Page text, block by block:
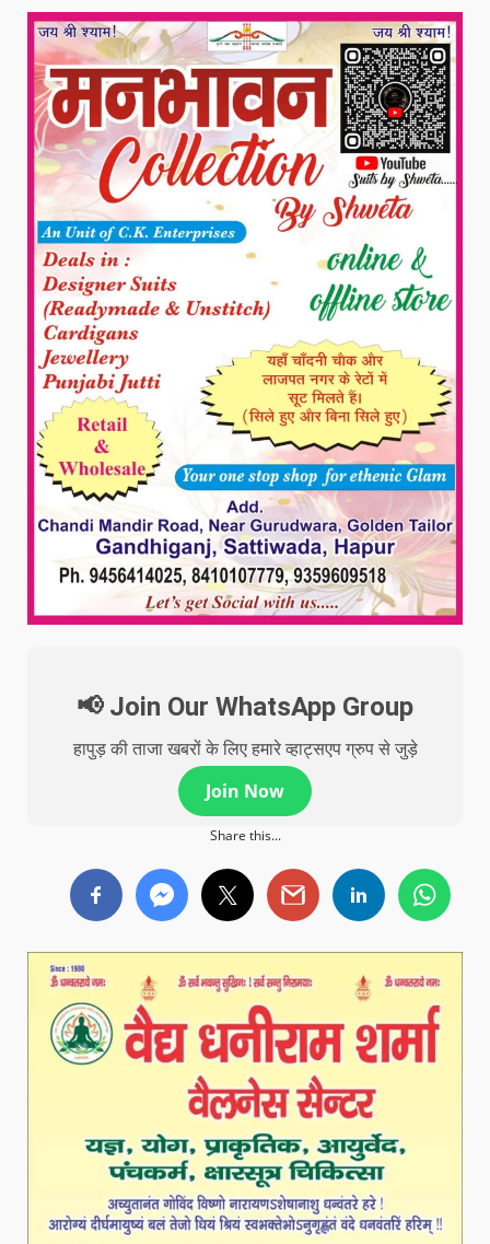
📢 Join Our WhatsApp Group
हापुड़ की ताजा खबरों के लिए हमारे व्हाट्सएप ग्रुप से जुड़े
Join Now
Share this...